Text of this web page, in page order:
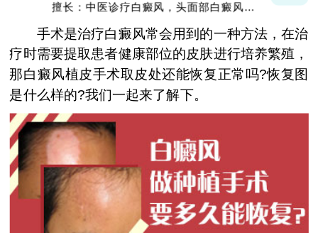
擅长：中医诊疗白癜风，头面部白癜风，青
手术是治疗白癜风常会用到的一种方法，在治
疗时需要提取患者健康部位的皮肤进行培养繁殖，
那白癜风植皮手术取皮处还能恢复正常吗?恢复图
是什么样的?我们一起来了解下。